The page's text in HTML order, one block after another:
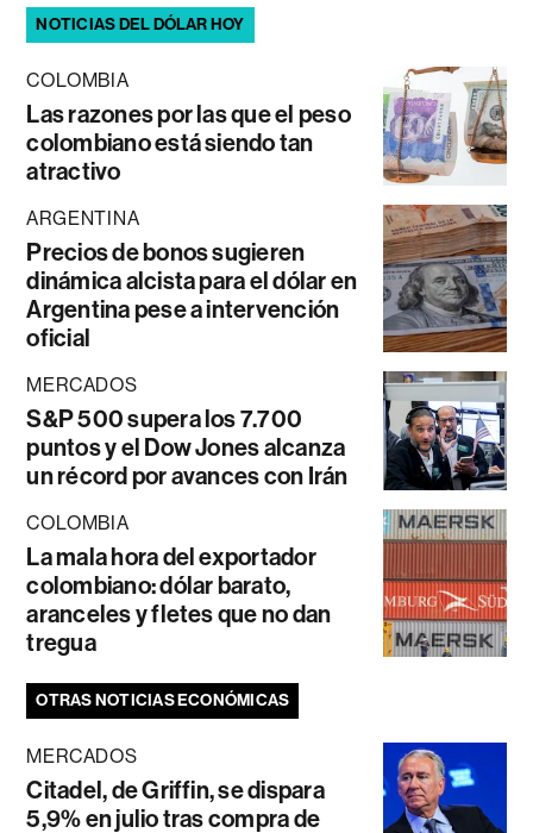
NOTICIAS DEL DÓLAR HOY
COLOMBIA
Las razones por las que el peso
colombiano está siendo tan
atractivo
ARGENTINA
Precios de bonos sugieren
dinámica alcista para el dólar en
Argentina pese a intervención
oficial
MERCADOS
S&P 500 supera los 7.700
puntos y el Dow Jones alcanza
un récord por avances con Irán
COLOMBIA
La mala hora del exportador
colombiano: dólar barato,
aranceles y fletes que no dan
tregua
OTRAS NOTICIAS ECONÓMICAS
MERCADOS
Citadel, de Griffin, se dispara
5,9% en julio tras compra de